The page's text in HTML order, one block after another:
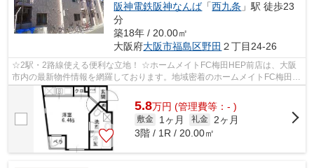
阪神電鉄阪神なんば「西九条 」駅 徒歩23
分
築18年 / 20.00㎡
大阪府大阪市福島区野田 ２丁目24-26
☆2駅・2路線使える便利な立地！ ☆ホームメイトFC梅田HEP前店は、大阪
市内の最新物件情報を網羅しております。地域密着のホームメイトFC梅田
HEP前店だからできるお部屋探し品質であなた...
5.8万円 (管理費等：- )
敷金 1ヶ月 礼金
2ヶ月
3階 / 1R / 20.00㎡